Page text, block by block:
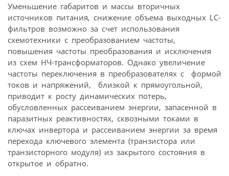
Уменьшение габаритов и массы вторичных
источников питания, снижение объема выходных LC-
фильтров возможно за счет использования
схемотехники с преобразованием частоты,
повышения частоты преобразования и исключения
из схем НЧ-трансформаторов. Однако увеличение
частоты переключения в преобразователях с формой
токов и напряжений, близкой к прямоугольной,
приводит к росту динамических потерь,
обусловленных рассеиванием энергии, запасенной в
паразитных реактивностях, сквозными токами в
ключах инвертора и рассеиванием энергии за время
перехода ключевого элемента (транзистора или
транзисторного модуля) из закрытого состояния в
открытое и обратно.